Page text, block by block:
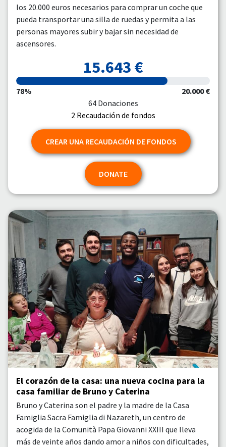
los 20.000 euros necesarios para comprar un coche que
pueda transportar una silla de ruedas y permita a las
personas mayores subir y bajar sin necesidad de
ascensores.
15.643 €
78%
20.000 €
64 Donaciones
2 Recaudación de fondos
CREAR UNA RECAUDACIÓN DE FONDOS
DONATE
El corazón de la casa: una nueva cocina para la
casa familiar de Bruno y Caterina
Bruno y Caterina son el padre y la madre de la Casa
Famiglia Sacra Famiglia di Nazareth, un centro de
acogida de la Comunità Papa Giovanni XXIII que lleva
más de veinte años dando amor a niños con dificultades,